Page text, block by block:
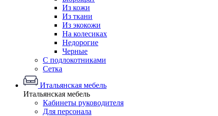
Из кожи
Из ткани
Из экокожи
На колесиках
Недорогие
Черные
С подлокотниками
Сетка
Итальянская мебель
Итальянская мебель
Кабинеты руководителя
Для персонала